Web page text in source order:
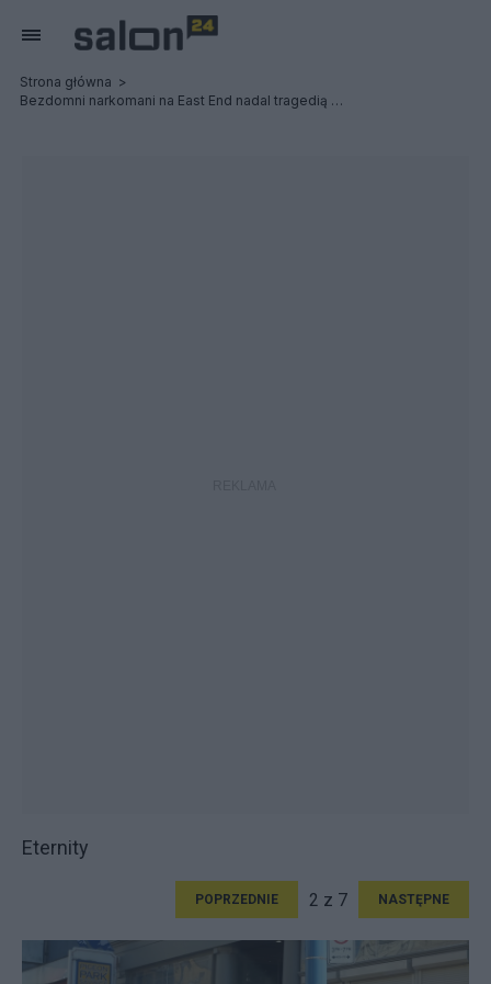
Strona główna
Bezdomni narkomani na East End nadal tragedią Vancouver...
Eternity
POPRZEDNIE 2 z 7 NASTĘPNE